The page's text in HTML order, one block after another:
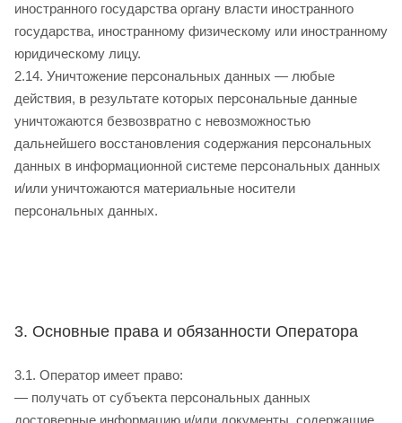
иностранного государства органу власти иностранного
государства, иностранному физическому или иностранному
юридическому лицу.
2.14. Уничтожение персональных данных — любые
действия, в результате которых персональные данные
уничтожаются безвозвратно с невозможностью
дальнейшего восстановления содержания персональных
данных в информационной системе персональных данных
и/или уничтожаются материальные носители
персональных данных.
3. Основные права и обязанности Оператора
3.1. Оператор имеет право:
— получать от субъекта персональных данных
достоверные информацию и/или документы, содержащие